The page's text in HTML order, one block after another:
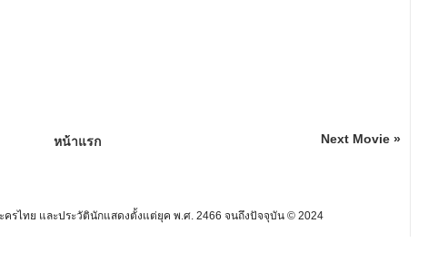
Next Movie »
หน้าแรก
รไทย และประวัตินักแสดงตั้งแต่ยุค พ.ศ. 2466 จนถึงปัจจุบัน © 2024